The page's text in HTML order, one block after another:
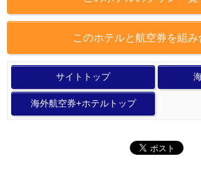
このホテルと航空券を組み
サイトトップ
海外航空券+ホテルトップ